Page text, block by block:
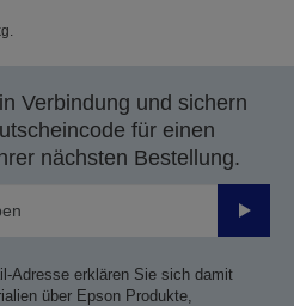
Verbindung und sichern
für einen
nächsten Bestellung.
Adresse erklären Sie sich damit
über Epson Produkte,